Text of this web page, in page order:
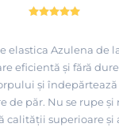
elastica Azulena de
eficientă și fără
și
de păr. Nu se rupe și
calității superioare